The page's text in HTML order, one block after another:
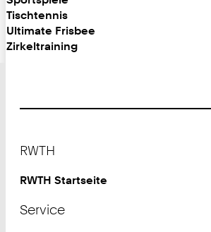
Tischtennis
Ultimate Frisbee
Zirkeltraining
RWTH
RWTH Startseite
Service